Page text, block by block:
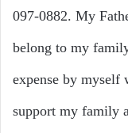
097-0882. My
belong to my
expense by
support my family